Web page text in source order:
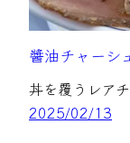
醬油チャーシ
丼を覆うレア
2025/02/13